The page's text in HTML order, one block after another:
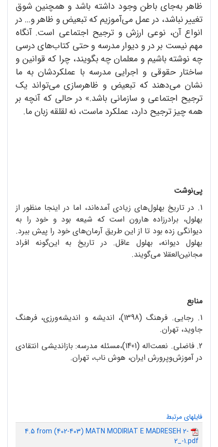
ظاهر به‌جای باطن وجود داشته باشد و همچنین شوق
تغییر نباشد، در عمل می‌آموزیم که تبعیض و ظاهر و... در
انواع آن، نوعی ارزش و ترجیح اجتماعی است. آنگاه
مهم نیست بر در و دیوار مدرسه و حتی کتاب‌های درسی
چه نوشته باشیم و معلمان چه بگویند، چرا که قوانین و
ساختار حقوقی و اجرایی مدرسه با عملکردشان به ما
نشان می‌دهند که تبعیض و ظاهرسازی می‌تواند یک
ترجیح اجتماعی و سازمانی باشد.» در حالی که آنچه بر
همه چیز ترجیح دارد، عملکرد ماست، نه لقلقه زبان ما.
پی‌نوشت
1. در تاریخ بهلول‌های زیادی آمده‌اند، اما در اینجا منظور از
بهلول، برادرزاده هارون است که شیعه بود و خود را به
دیوانگی زده بود تا از این طریق آرمان‌های خود را پیش ببرد.
بهلول دیوانه، بهلول عاقل. در تاریخ به این‌گونه افراد
مجانین‌العقلا می‌گویند.
منابع
1. رجایی. فرهنگ (1398)، اندیشه و اندیشه‌ورزی، فرهنگ
جاوید، تهران.
2. فاضلی. نعمت‌اله (1401)،مسئله مدرسه: بازاندیشی انتقادی
در آموزش‌وپرورش ایران، هوش ناب، تهران.
فایلهای مرتبط
4.5 from (402-403) MATN MODIRIAT E MADRESEH 2-
2_-1.pdf